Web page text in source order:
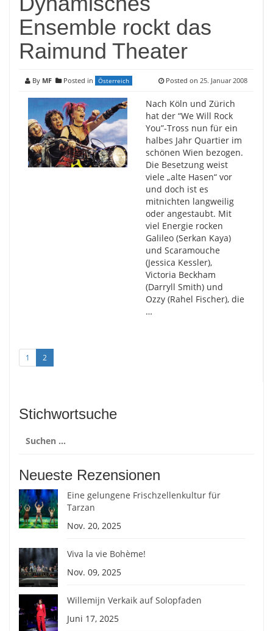
Ensemble rockt das
Raimund Theater
By MF Posted in Österreich Posted on 25. Januar 2008
Nach Köln und Zürich
hat der “We Will Rock
You”-Tross nun für ein
halbes Jahr Quartier im
schönen Wien bezogen.
Die Besetzung weist
viele „alte Hasen“ vor
und doch ist es
mitnichten langweilig
oder angestaubt. Mit
viel Energie rocken
Galileo (Serkan Kaya)
und Scaramouche
(Jessica Kessler),
Victoria Beckham
(Darryll Smith) und
Ozzy (Rahel Fischer), die
…
1 2
Stichwortsuche
nach:
Neueste Rezensionen
Eine gelungene Frischzellenkultur für
Tarzan
Nov. 20, 2025
Viva la vie Bohème!
Nov. 09, 2025
Willemijn Verkaik auf Solopfaden
Juni 17, 2025